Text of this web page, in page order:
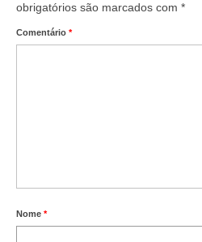
obrigatórios são marcados com *
Comentário *
Nome *